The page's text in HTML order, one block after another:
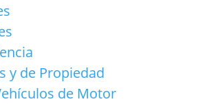
y de Propiedad
de Motor